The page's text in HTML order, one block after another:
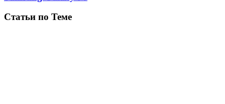
Статьи по Теме